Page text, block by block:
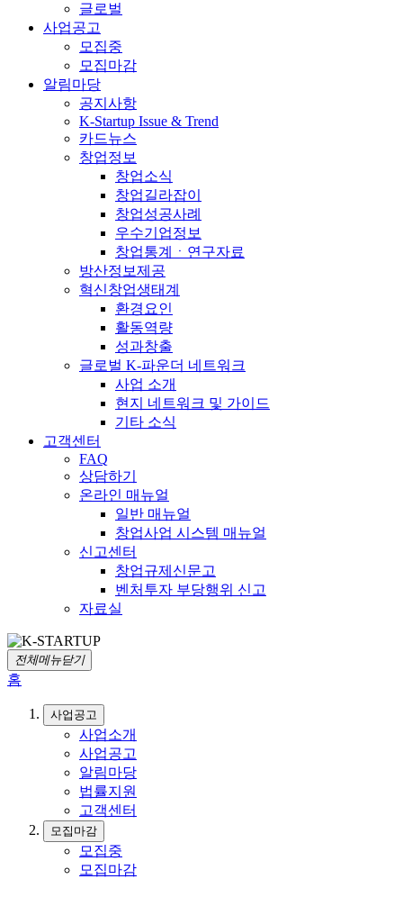
글로벌
사업공고
모집중
모집마감
알림마당
공지사항
K-Startup Issue & Trend
카드뉴스
창업정보
창업소식
창업길라잡이
창업성공사례
우수기업정보
창업통계ㆍ연구자료
방산정보제공
혁신창업생태계
환경요인
활동역량
성과창출
글로벌 K-파운더 네트워크
사업 소개
현지 네트워크 및 가이드
기타 소식
고객센터
FAQ
상담하기
온라인 매뉴얼
일반 매뉴얼
창업사업 시스템 매뉴얼
신고센터
창업규제신문고
벤처투자 부당행위 신고
자료실
전체메뉴닫기
홈
사업공고
사업소개
사업공고
알림마당
법률지원
고객센터
모집마감
모집중
모집마감